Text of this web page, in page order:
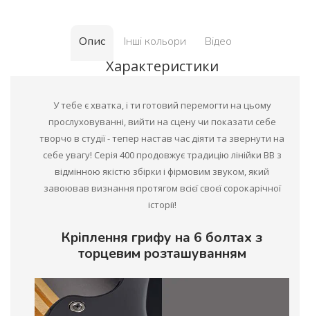
Опис Інші кольори Відео
Характеристики
У тебе є хватка, і ти готовий перемогти на цьому
прослуховуванні, вийти на сцену чи показати себе
творчо в студії - тепер настав час діяти та звернути на
себе увагу! Серія 400 продовжує традицію лінійки BB з
відмінною якістю збірки і фірмовим звуком, який
завоював визнання протягом всієї своєї сорокарічної
історії!
Кріплення грифу на 6 болтах з
торцевим розташуванням